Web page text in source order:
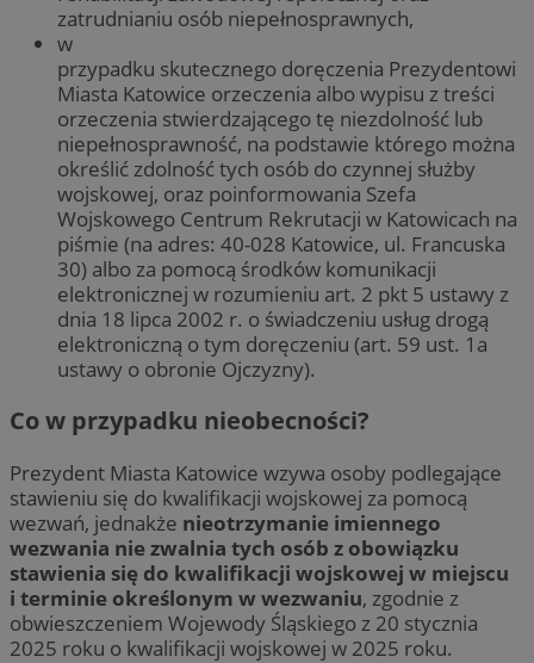
zatrudnianiu osób niepełnosprawnych,
w
przypadku skutecznego doręczenia Prezydentowi
Miasta Katowice orzeczenia albo wypisu z treści
orzeczenia stwierdzającego tę niezdolność lub
niepełnosprawność, na podstawie którego można
określić zdolność tych osób do czynnej służby
wojskowej, oraz poinformowania Szefa
Wojskowego Centrum Rekrutacji w Katowicach na
piśmie (na adres: 40-028 Katowice, ul. Francuska
30) albo za pomocą środków komunikacji
elektronicznej w rozumieniu art. 2 pkt 5 ustawy z
dnia 18 lipca 2002 r. o świadczeniu usług drogą
elektroniczną o tym doręczeniu (art. 59 ust. 1a
ustawy o obronie Ojczyzny).
Co w przypadku nieobecności?
Prezydent Miasta Katowice wzywa osoby podlegające
stawieniu się do kwalifikacji wojskowej za pomocą
wezwań, jednakże nieotrzymanie imiennego
wezwania nie zwalnia tych osób z obowiązku
stawienia się do kwalifikacji wojskowej w miejscu
i terminie określonym w wezwaniu, zgodnie z
obwieszczeniem Wojewody Śląskiego z 20 stycznia
2025 roku o kwalifikacji wojskowej w 2025 roku.